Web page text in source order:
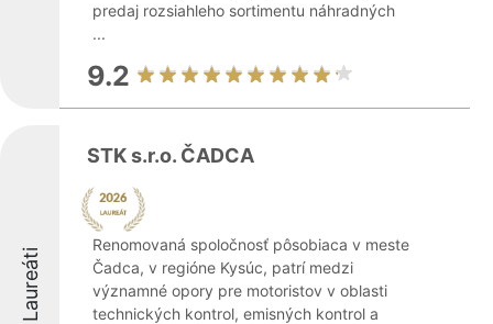
predaj rozsiahleho sortimentu náhradných
...
9.2
Laureáti
STK s.r.o. ČADCA
Renomovaná spoločnosť pôsobiaca v meste
Čadca, v regióne Kysúc, patrí medzi
významné opory pre motoristov v oblasti
technických kontrol, emisných kontrol a